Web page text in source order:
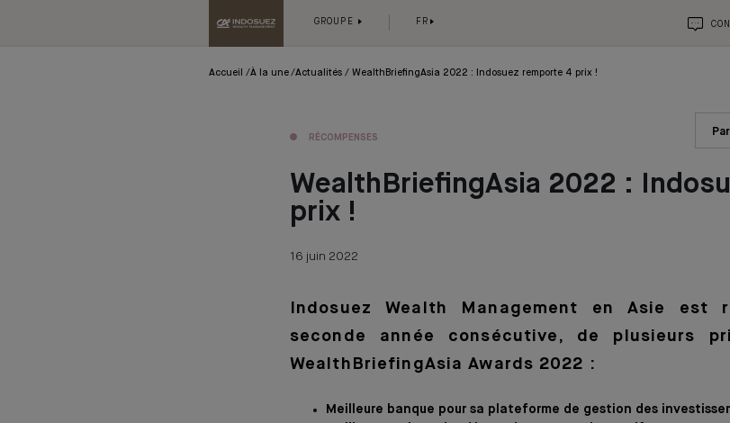
GROUPE FR
Accueil À la une Actualités WealthBriefingAsia 2022 : Indosuez remporte 4 prix !
RÉCOMPENSES
WealthBriefingAsia 2022 :
prix !
16 juin 2022
Indosuez Wealth Management en Asie est
seconde année consécutive, de plusieurs
WealthBriefingAsia Awards 2022 :
Meilleure banque pour sa plateforme de gestion des